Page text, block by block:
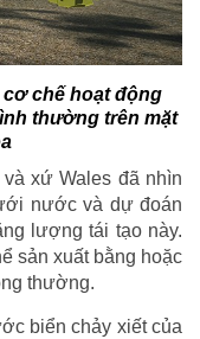
chế hoạt động
thường trên mặt
xứ Wales đã nhìn
nước và dự đoán
lượng tái tạo này.
sản xuất bằng hoặc
thường.
biển chảy xiết của